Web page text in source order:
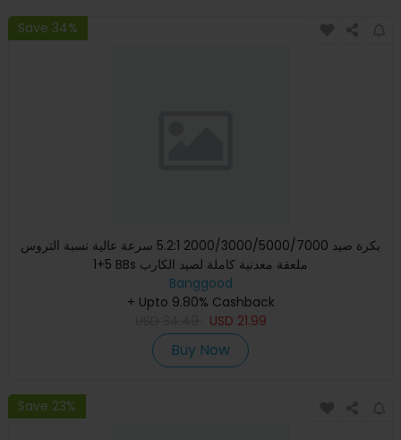
Save 34%
بكرة صيد 2000/3000/5000/7000 5.2:1 سرعة عالية نسبة التروس
5+1 BBs ملعقة معدنية كاملة لصيد الكارب
Banggood
+ Upto 9.80% Cashback
USD 21.99
Buy Now
Save 23%